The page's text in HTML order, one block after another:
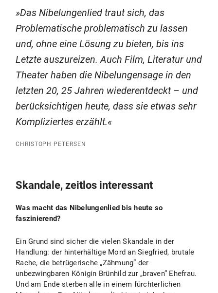
Das Nibelungenlied traut sich, das
Problematische problematisch zu lassen
und, ohne eine Lösung zu bieten, bis ins
Letzte auszureizen. Auch Film, Literatur und
Theater haben die Nibelungensage in den
letzten 20, 25 Jahren wiederentdeckt – und
berücksichtigen heute, dass sie etwas sehr
Kompliziertes erzählt.
CHRISTOPH PETERSEN
Skandale, zeitlos interessant
Was macht das Nibelungenlied bis heute so
faszinierend?
Ein Grund sind sicher die vielen Skandale in der
Handlung: der hinterhältige Mord an Siegfried, brutale
Rache, die betrügerische „Zähmung” der
unbezwingbaren Königin Brünhild zur „braven“ Ehefrau.
Und am Ende sterben alle in einem fürchterlichen